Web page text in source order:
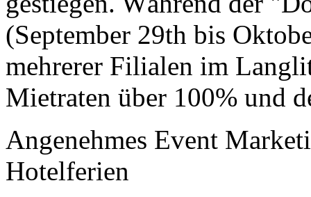
(September 29th bis
mehrerer Filialen im
Mietraten über 100% und
Angenehmes Event
Hotelferien